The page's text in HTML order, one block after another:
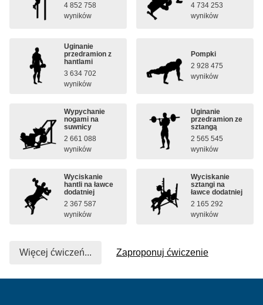
4 852 758
wyników
4 734 253
wyników
Uginanie
przedramion z
hantlami
3 634 702
wyników
Pompki
2 928 475
wyników
Wypychanie
nogami na
suwnicy
2 661 088
wyników
Uginanie
przedramion ze
sztangą
2 565 545
wyników
Wyciskanie
hantli na ławce
dodatniej
2 367 587
wyników
Wyciskanie
sztangi na
ławce dodatniej
2 165 292
wyników
Więcej ćwiczeń... Zaproponuj ćwiczenie